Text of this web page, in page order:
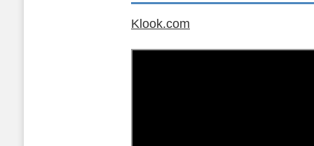
Klook.com